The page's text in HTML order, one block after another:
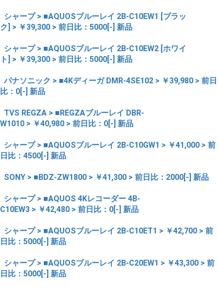
シャープ > ■AQUOSブルーレイ 2B-C10EW1 [ブラッ
ク] > ￥39,300 > 前日比：5000[-] 新品
シャープ > ■AQUOSブルーレイ 2B-C10EW2 [ホワイ
ト] > ￥39,300 > 前日比：5000[-] 新品
パナソニック > ■4Kディーガ DMR-4SE102 > ￥39,980 > 前日
比：0[-] 新品
TVS REGZA > ■REGZAブルーレイ DBR-
W1010 > ￥40,980 > 前日比：0[-] 新品
シャープ > ■AQUOSブルーレイ 2B-C10GW1 > ￥41,000 > 前
日比：4500[-] 新品
SONY > ■BDZ-ZW1800 > ￥41,300 > 前日比：2000[-] 新品
シャープ > ■AQUOS 4Kレコーダー 4B-
C10EW3 > ￥42,480 > 前日比：0[-] 新品
シャープ > ■AQUOSブルーレイ 2B-C10ET1 > ￥42,700 > 前
日比：5000[-] 新品
シャープ > ■AQUOSブルーレイ 2B-C20EW1 > ￥43,300 > 前
日比：5000[-] 新品